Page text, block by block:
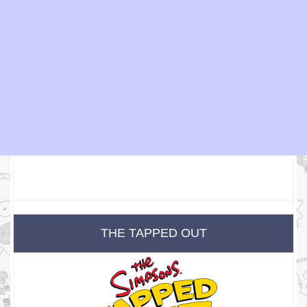
THE TAPPED OUT